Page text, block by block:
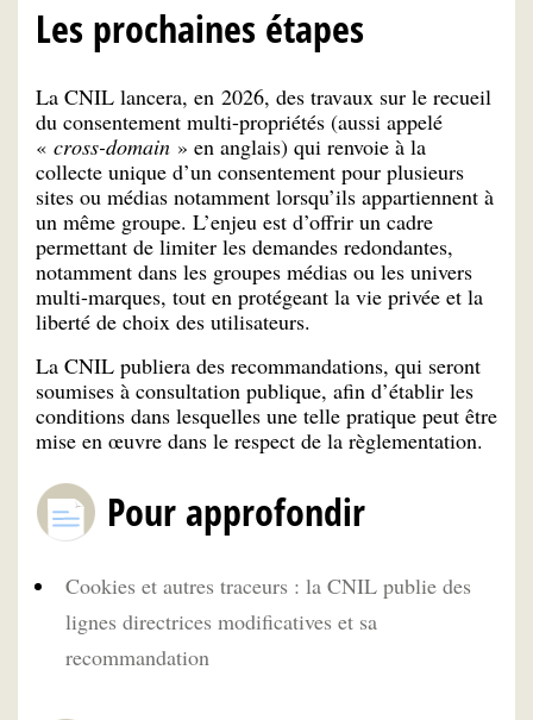
Les prochaines étapes
La CNIL lancera, en 2026, des travaux sur le recueil
du consentement multi-propriétés (aussi appelé
« cross-domain » en anglais) qui renvoie à la
collecte unique d’un consentement pour plusieurs
sites ou médias notamment lorsqu’ils appartiennent à
un même groupe. L’enjeu est d’offrir un cadre
permettant de limiter les demandes redondantes,
notamment dans les groupes médias ou les univers
multi-marques, tout en protégeant la vie privée et la
liberté de choix des utilisateurs.
La CNIL publiera des recommandations, qui seront
soumises à consultation publique, afin d’établir les
conditions dans lesquelles une telle pratique peut être
mise en œuvre dans le respect de la règlementation.
Pour approfondir
Cookies et autres traceurs : la CNIL publie des
lignes directrices modificatives et sa
recommandation